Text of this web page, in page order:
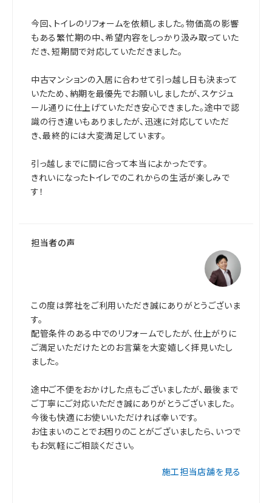
今回、トイレのリフォームを依頼しました。物価高の影響
もある繁忙期の中、希望内容をしっかり汲み取っていた
だき、短期間で対応していただきました。
中古マンションの入居に合わせて引っ越し日も決まって
いたため、納期を最優先でお願いしましたが、スケジュ
ール通りに仕上げていただき安心できました。途中で認
識の行き違いもありましたが、迅速に対応していただ
き、最終的には大変満足しています。
引っ越しまでに間に合って本当によかったです。
きれいになったトイレでのこれからの生活が楽しみで
す！
担当者の声
この度は弊社をご利用いただき誠にありがとうございま
す。
配管条件のある中でのリフォームでしたが、仕上がりに
ご満足いただけたとのお言葉を大変嬉しく拝見いたし
ました。
途中ご不便をおかけした点もございましたが、最後まで
ご丁寧にご対応いただき誠にありがとうございました。
今後も快適にお使いいただければ幸いです。
お住まいのことでお困りのことがございましたら、いつで
もお気軽にご相談ください。
施工担当店舗を見る